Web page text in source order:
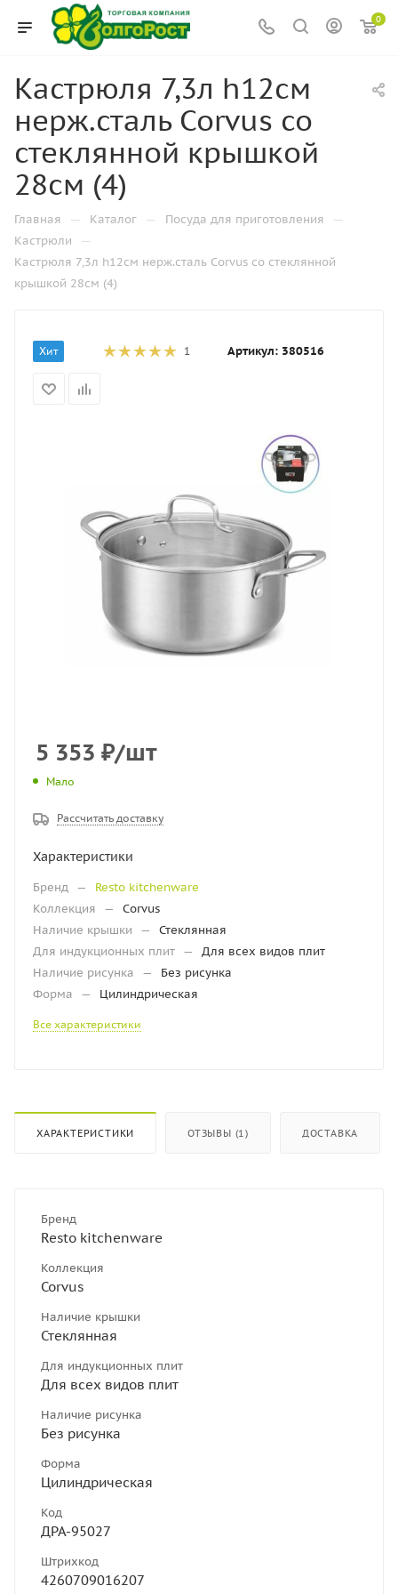
0
Кастрюля 7,3л h12см
нерж.сталь Corvus со
стеклянной крышкой
28см (4)
Главная — Каталог — Посуда для приготовления —
Кастрюли —
Кастрюля 7,3л h12см нерж.сталь Corvus со стеклянной
крышкой 28см (4)
Хит 1 Артикул: 380516
5 353 ₽/шт
Мало
Рассчитать доставку
Характеристики
Бренд —
Resto kitchenware
Коллекция
—
Corvus
Наличие крышки
—
Стеклянная
Для индукционных плит —
Для всех видов плит
Наличие рисунка
—
Без рисунка
Форма
— Цилиндрическая
Все характеристики
ХАРАКТЕРИСТИКИ ОТЗЫВЫ (1) ДОСТАВКА
Бренд
Resto kitchenware
Коллекция
Corvus
Наличие крышки
Стеклянная
Для индукционных плит
Для всех видов плит
Наличие рисунка
Без рисунка
Форма
Цилиндрическая
Код
ДРА-95027
Штрихкод
4260709016207